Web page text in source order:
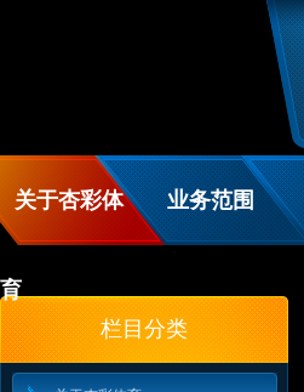
关于杏彩体
育
业务范围
栏目分类